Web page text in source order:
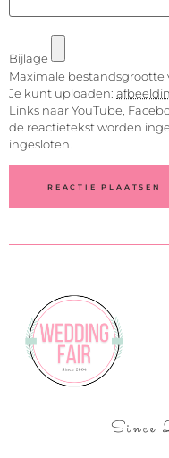
Bijlage
Maximale bestandsgrootte
Je kunt uploaden:
Links naar YouTube,
de reactietekst worden
ingesloten.
Since